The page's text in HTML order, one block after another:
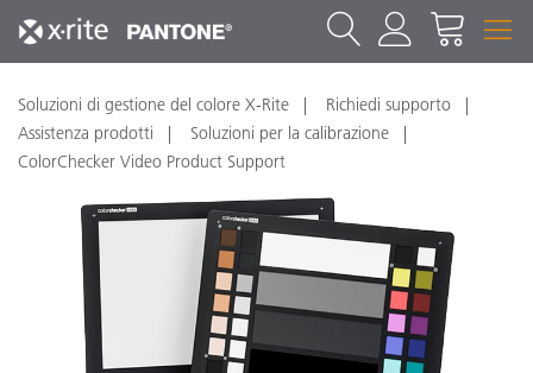
Soluzioni di gestione del colore X-Rite
Richiedi supporto
Assistenza prodotti
Soluzioni per la calibrazione
ColorChecker Video Product Support